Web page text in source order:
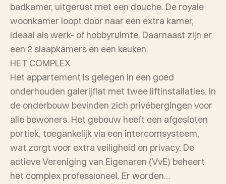
badkamer, uitgerust met een douche. De royale
woonkamer loopt door naar een extra kamer,
ideaal als werk- of hobbyruimte. Daarnaast zijn er
een 2 slaapkamers en een keuken.
HET COMPLEX
Het appartement is gelegen in een goed
onderhouden galerijflat met twee liftinstallaties. In
de onderbouw bevinden zich privébergingen voor
alle bewoners. Het gebouw heeft een afgesloten
portiek, toegankelijk via een intercomsysteem,
wat zorgt voor extra veiligheid en privacy. De
actieve Vereniging van Eigenaren (VvE) beheert
het complex professioneel. Er worden